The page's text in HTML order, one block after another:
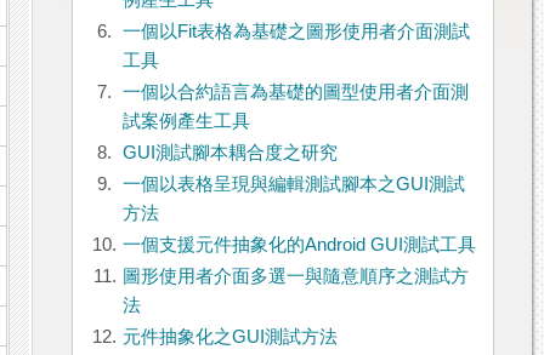
6.
一個以Fit表格為基礎之圖形使用者介面測試
工具
7.
一個以合約語言為基礎的圖型使用者介面測
試案例產生工具
8.
GUI測試腳本耦合度之研究
9.
一個以表格呈現與編輯測試腳本之GUI測試
方法
10. 一個支援元件抽象化的Android GUI測試工具
11. 圖形使用者介面多選一與隨意順序之測試方
法
12. 元件抽象化之GUI測試方法